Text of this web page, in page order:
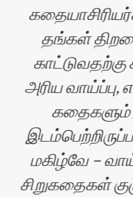
தங்கள்
அரிய
கதைகளும்
மகிழ்வே –
சிறுகதைகள்